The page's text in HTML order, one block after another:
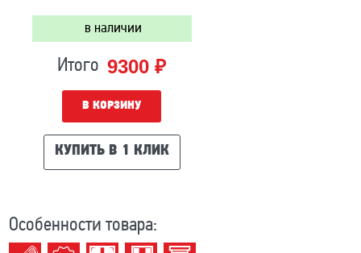
в наличии
Итого 9300 ₽
В КОРЗИНУ
КУПИТЬ В 1 КЛИК
Особенности товара: